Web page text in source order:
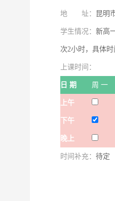
地 址： 昆明
学生情况： 新高
次2小时，具体时
上课时间：
日 期 周 一
上午
下午
晚上
时间补充： 待定